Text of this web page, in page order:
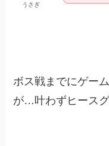
うさぎ
ボス戦までにゲー
が…叶わずヒース